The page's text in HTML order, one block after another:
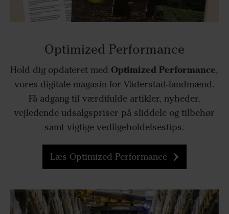
Optimized Performance
Hold dig opdateret med Optimized Performance,
vores digitale magasin for Väderstad-landmænd.
Få adgang til værdifulde artikler, nyheder,
vejledende udsalgspriser på sliddele og tilbehør
samt vigtige vedligeholdelsestips.
Læs Optimized Performance